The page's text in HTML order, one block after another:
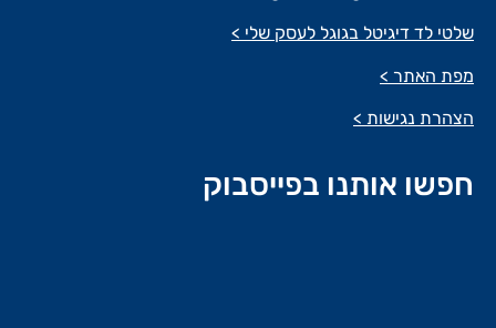
שלטי לד דיגיטל בגוגל לעסק שלי >
מפת האתר >
הצהרת נגישות >
חפשו אותנו בפייסבוק